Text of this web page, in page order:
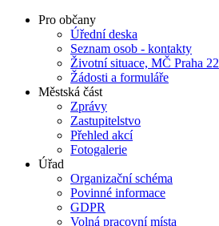
Pro občany
Úřední deska
Seznam osob - kontakty
Životní situace, MČ Praha 22
Žádosti a formuláře
Městská část
Zprávy
Zastupitelstvo
Přehled akcí
Fotogalerie
Úřad
Organizační schéma
Povinné informace
GDPR
Volná pracovní místa